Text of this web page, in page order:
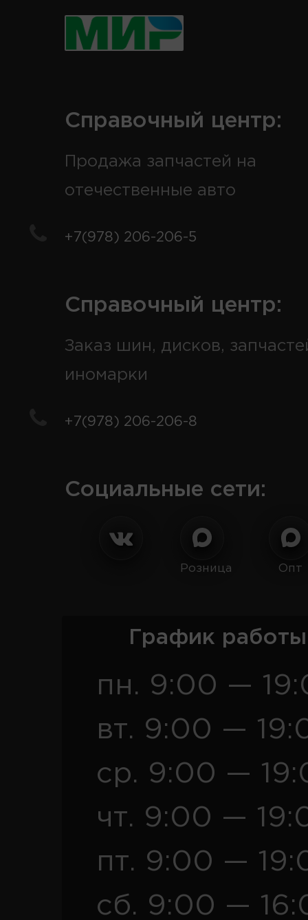
Справочный центр:
Продажа запчастей на
отечественные авто
+7(978) 206-206-5
Справочный центр:
Заказ шин, дисков,
иномарки
+7(978) 206-206-8
Социальные сети:
Розница Опт
График
пн. 9:00 —
вт. 9:00 —
ср. 9:00 —
чт. 9:00 —
пт. 9:00 —
сб. 9:00 —